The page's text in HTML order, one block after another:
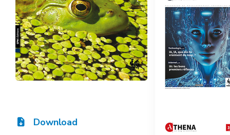
Download